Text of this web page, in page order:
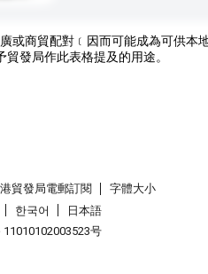
或商貿配對﹝因而可能成為可供本
發局作此表格提及的用途。
貿發局電郵訂閱
字體大小
한국어
日本語
号